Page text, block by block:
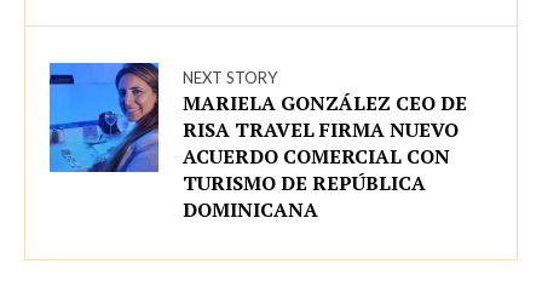
NEXT STORY
MARIELA GONZÁLEZ CEO DE
RISA TRAVEL FIRMA NUEVO
ACUERDO COMERCIAL CON
TURISMO DE REPÚBLICA
DOMINICANA